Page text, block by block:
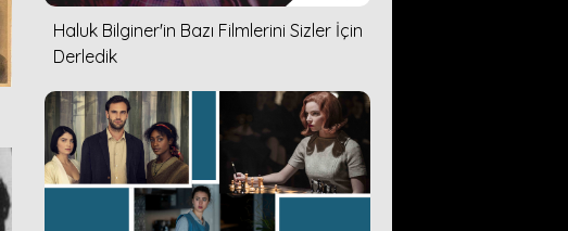
Haluk Bilginer'in Bazı Filmlerini Sizler İçin
Derledik